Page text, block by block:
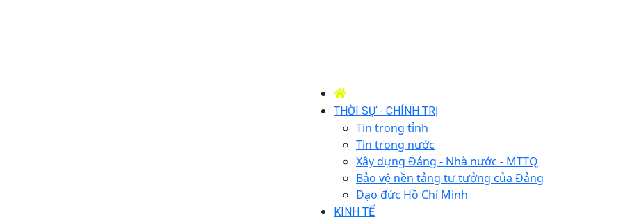
THỜI SỰ - CHÍNH TRỊ
Tin trong tỉnh
Tin trong nước
Xây dựng Đảng - Nhà nước - MTTQ
Bảo vệ nền tảng tư tưởng của Đảng
Đạo đức Hồ Chí Minh
KINH TẾ